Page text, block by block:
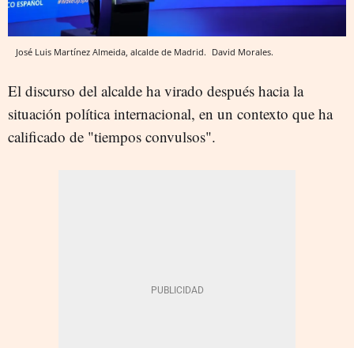
José Luis Martínez Almeida, alcalde de Madrid. David Morales.
El discurso del alcalde ha virado después hacia la
situación política internacional, en un contexto que ha
calificado de "tiempos convulsos".